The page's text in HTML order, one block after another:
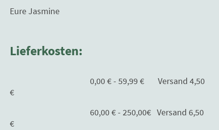
Eure Jasmine
Lieferkosten:
0,00 € - 59,99 € Versand 4,50
€
60,00 € - 250,00€ Versand 6,50
€